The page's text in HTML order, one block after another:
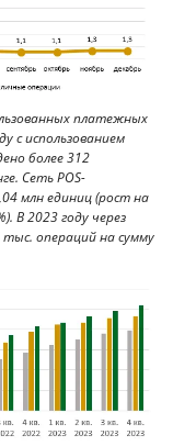
платежных
с использованием
более 312
Сеть POS-
млн единиц (рост на
В 2023 году через
операций на сумму